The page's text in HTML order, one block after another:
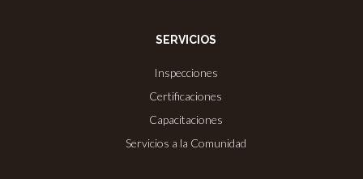
SERVICIOS
Inspecciones
Certificaciones
Capacitaciones
Servicios a la Comunidad